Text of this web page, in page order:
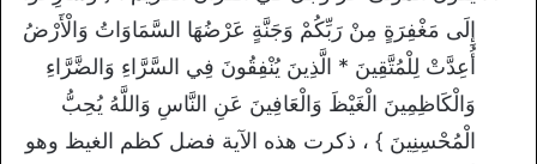
إِلَى مَغْفِرَةٍ مِنْ رَبِّكُمْ وَجَنَّةٍ عَرْضُهَا السَّمَاوَاتُ وَالْأَرْضُ
أُعِدَّتْ لِلْمُتَّقِينَ * الَّذِينَ يُنْفِقُونَ فِي السَّرَّاءِ وَالضَّرَّاءِ
وَالْكَاظِمِينَ الْغَيْظَ وَالْعَافِينَ عَنِ النَّاسِ وَاللَّهُ يُحِبُّ
الْمُحْسِنِينَ } ، ذكرت هذه الآية فضل كظم الغيظ وهو